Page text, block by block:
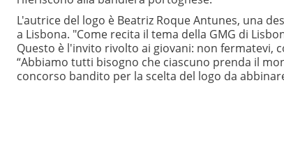
L'autrice del logo è Beatriz Roque Antunes, una
a Lisbona. "Come recita il tema della GMG di
Questo è l'invito rivolto ai giovani: non fermatevi,
“Abbiamo tutti bisogno che ciascuno prenda il
concorso bandito per la scelta del logo da